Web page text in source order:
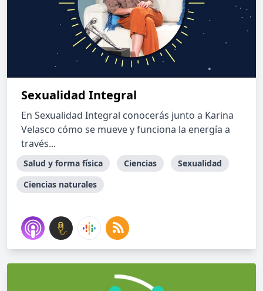
Sexualidad Integral
En Sexualidad Integral conocerás junto a Karina
Velasco cómo se mueve y funciona la energía a
través...
Salud y forma física Ciencias
Sexualidad
Ciencias naturales